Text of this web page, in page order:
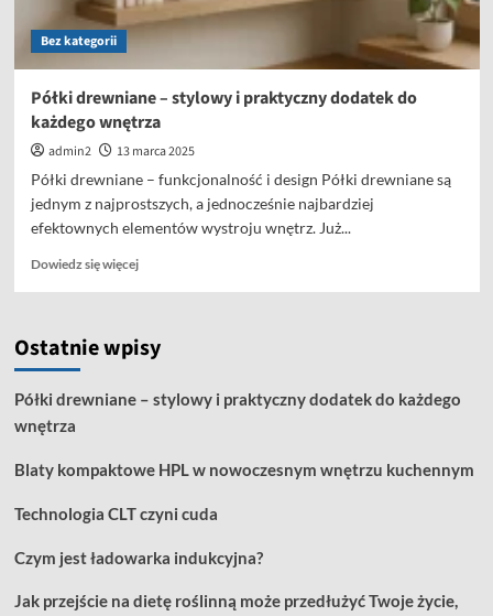
Bez kategorii
Półki drewniane – stylowy i praktyczny dodatek do
każdego wnętrza
admin2
13 marca 2025
Półki drewniane – funkcjonalność i design Półki drewniane są
jednym z najprostszych, a jednocześnie najbardziej
efektownych elementów wystroju wnętrz. Już...
Dowiedz się więcejDowiedz
Półki
stylowy
dodatek
każdego
Ostatnie wpisy
Półki drewniane – stylowy i praktyczny dodatek do każdego
wnętrza
Blaty kompaktowe HPL w nowoczesnym wnętrzu kuchennym
Technologia CLT czyni cuda
Czym jest ładowarka indukcyjna?
Jak przejście na dietę roślinną może przedłużyć Twoje życie,